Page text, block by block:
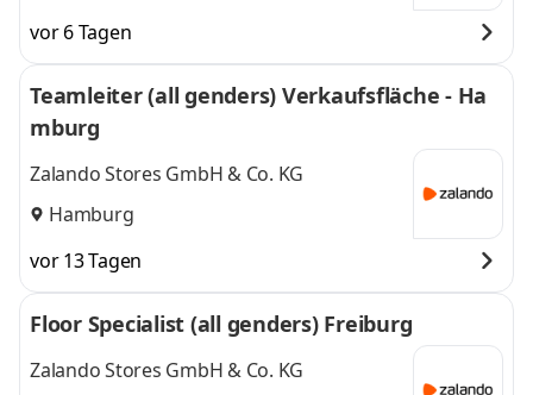
vor 6 Tagen
Teamleiter (all genders) Verkaufsfläche - Ha
mburg
Zalando Stores GmbH & Co. KG
Hamburg
vor 13 Tagen
Floor Specialist (all genders) Freiburg
Zalando Stores GmbH & Co. KG